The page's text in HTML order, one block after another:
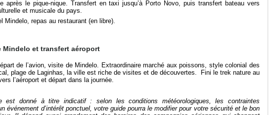
après le pique-nique. Transfert en taxi jusqu’à Porto Novo, puis transfert bateau vers
et musicale du pays.
Mindelo, repas au restaurant (en libre).
Mindelo et transfert aéroport
de l’avion, visite de Mindelo. Extraordinaire marché aux poissons, style colonial des
plage de Laginhas, la ville est riche de visites et de découvertes. Fini le trek nature au
l’aéroport et départ dans la journée.
est donné à titre indicatif : selon les conditions météorologiques, les contraintes
événement d’intérêt ponctuel, votre guide pourra le modifier pour votre sécurité et le bon